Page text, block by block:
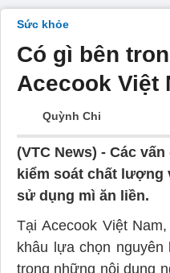
Sức khỏe
Có gì bên
Acecook Việt
Quỳnh Chi
(VTC News) - Các
kiểm soát chất lượng
sử dụng mì ăn liền.
Tại Acecook Việt
khâu lựa chọn
trong những nội dung